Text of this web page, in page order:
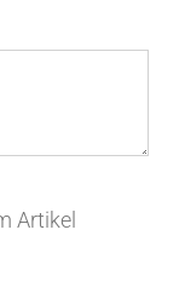
Artikel